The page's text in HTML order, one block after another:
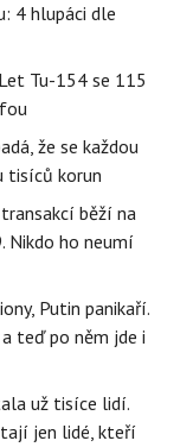
4 hlupáci dle
Tu-154 se 115
že se každou
tisíců korun
běží na
Nikdo ho neumí
Putin panikaří.
teď po něm jde i
už tisíce lidí.
jen lidé, kteří